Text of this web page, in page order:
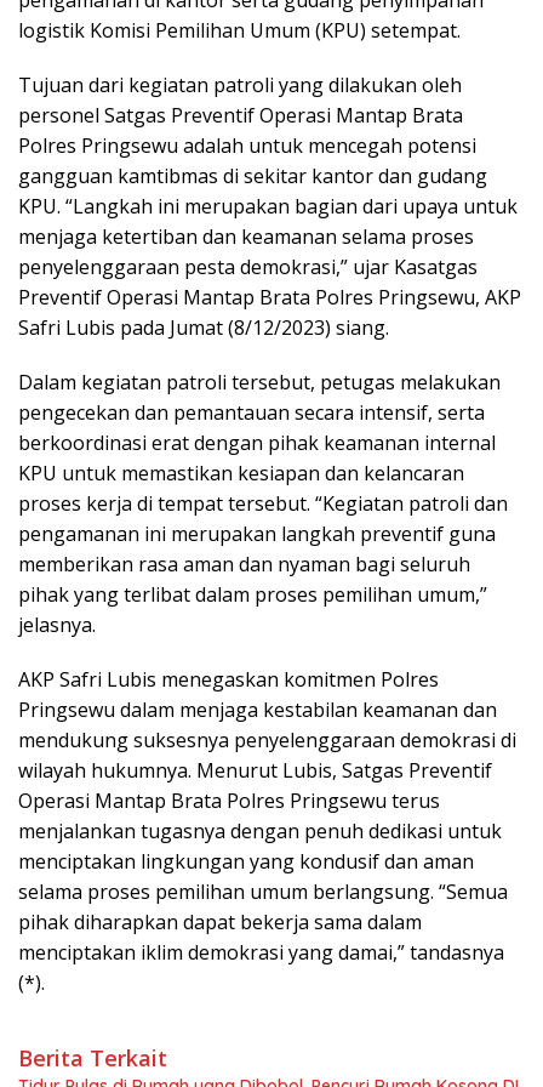
logistik Komisi Pemilihan Umum (KPU) setempat.
Tujuan dari kegiatan patroli yang dilakukan oleh
personel Satgas Preventif Operasi Mantap Brata
Polres Pringsewu adalah untuk mencegah potensi
gangguan kamtibmas di sekitar kantor dan gudang
KPU. “Langkah ini merupakan bagian dari upaya untuk
menjaga ketertiban dan keamanan selama proses
penyelenggaraan pesta demokrasi,” ujar Kasatgas
Preventif Operasi Mantap Brata Polres Pringsewu, AKP
Safri Lubis pada Jumat (8/12/2023) siang.
Dalam kegiatan patroli tersebut, petugas melakukan
pengecekan dan pemantauan secara intensif, serta
berkoordinasi erat dengan pihak keamanan internal
KPU untuk memastikan kesiapan dan kelancaran
proses kerja di tempat tersebut. “Kegiatan patroli dan
pengamanan ini merupakan langkah preventif guna
memberikan rasa aman dan nyaman bagi seluruh
pihak yang terlibat dalam proses pemilihan umum,”
jelasnya.
AKP Safri Lubis menegaskan komitmen Polres
Pringsewu dalam menjaga kestabilan keamanan dan
mendukung suksesnya penyelenggaraan demokrasi di
wilayah hukumnya. Menurut Lubis, Satgas Preventif
Operasi Mantap Brata Polres Pringsewu terus
menjalankan tugasnya dengan penuh dedikasi untuk
menciptakan lingkungan yang kondusif dan aman
selama proses pemilihan umum berlangsung. “Semua
pihak diharapkan dapat bekerja sama dalam
menciptakan iklim demokrasi yang damai,” tandasnya
(*).
Berita Terkait